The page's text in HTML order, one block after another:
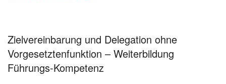
Zielvereinbarung und Delegation ohne
Vorgesetztenfunktion – Weiterbildung
Führungs-Kompetenz